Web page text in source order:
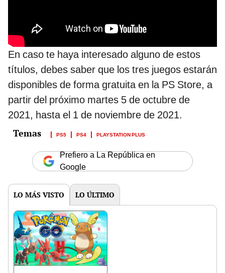
En caso te haya interesado alguno de estos
títulos, debes saber que los tres juegos estarán
disponibles de forma gratuita en la PS Store, a
partir del próximo martes 5 de octubre de
2021, hasta el 1 de noviembre de 2021.
PS5 PS4 PLAYSTATION PLUS
Prefiero a La República en
Google
LO MÁS VISTO LO ÚLTIMO